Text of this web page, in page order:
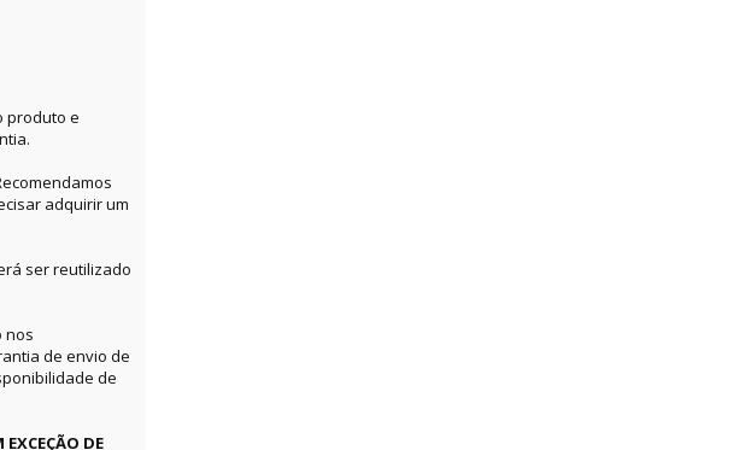
produto e
adquirir um
ser reutilizado
nos
de envio de
de
DE